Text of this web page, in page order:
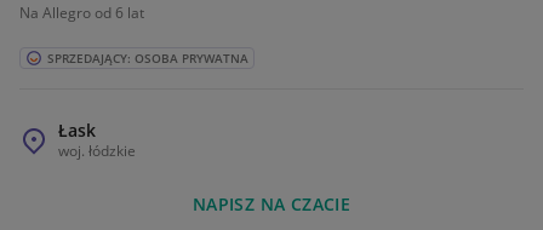
Na Allegro od 6 lat
SPRZEDAJĄCY: OSOBA PRYWATNA
Łask
woj. łódzkie
NAPISZ NA CZACIE